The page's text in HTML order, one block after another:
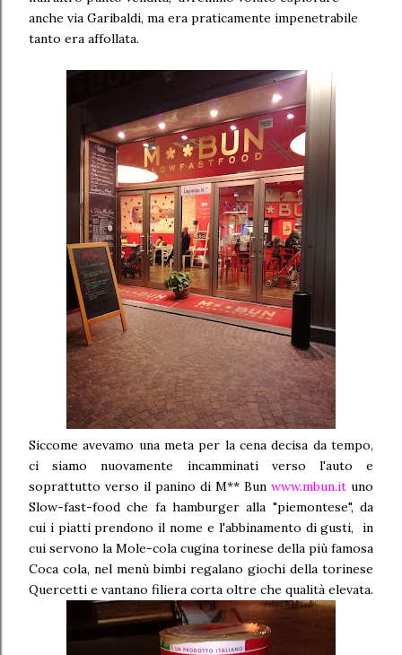
anche via Garibaldi, ma era praticamente impenetrabile
tanto era affollata.
Siccome avevamo una meta per la cena decisa da tempo,
ci siamo nuovamente incamminati verso l'auto e
soprattutto verso il panino di M** Bun www.mbun.it uno
Slow-fast-food che fa hamburger alla "piemontese", da
cui i piatti prendono il nome e l'abbinamento di gusti, in
cui servono la Mole-cola cugina torinese della più famosa
Coca cola, nel menù bimbi regalano giochi della torinese
Quercetti e vantano filiera corta oltre che qualità elevata.